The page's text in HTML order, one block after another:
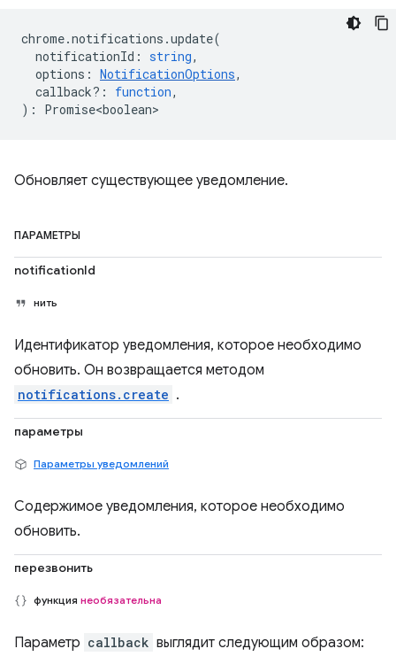
chrome.notifications .update(
notificationId : string,
options : NotificationOptions,
callback? : function,
) : Promise<boolean>
Обновляет существующее уведомление.
ПАРАМЕТРЫ
notificationId
нить
Идентификатор уведомления, которое необходимо
обновить. Он возвращается методом
notifications.create .
параметры
Параметры уведомлений
Содержимое уведомления, которое необходимо
обновить.
перезвонить
функция необязательна
Параметр callback выглядит следующим образом: